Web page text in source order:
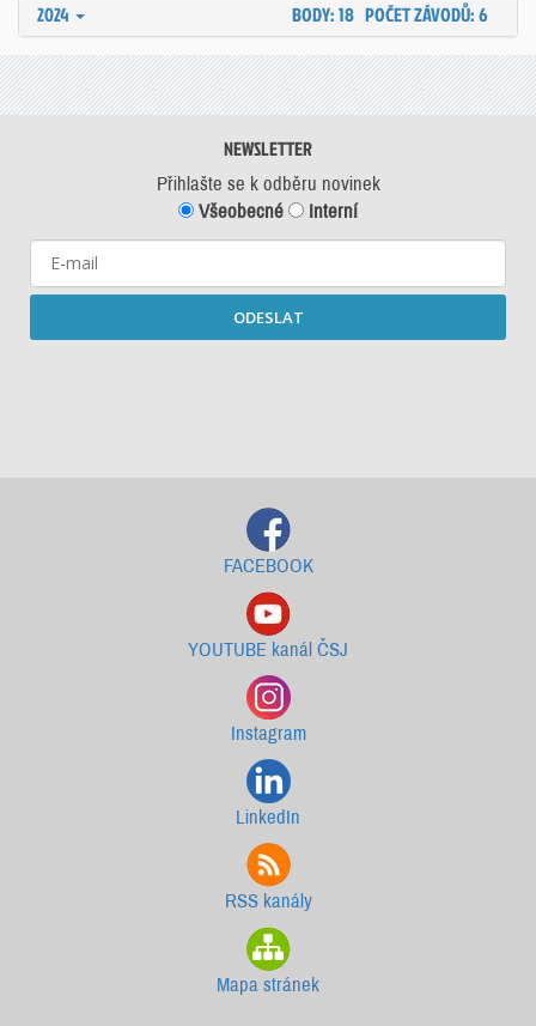
2024
POČET ZÁVODŮ: 6
BODY: 18
NEWSLETTER
Přihlašte se k odběru novinek
Všeobecné
Interní
ODESLAT
FACEBOOK
YOUTUBE kanál ČSJ
Instagram
LinkedIn
RSS kanály
Mapa stránek